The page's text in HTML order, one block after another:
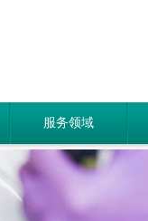
服务领域